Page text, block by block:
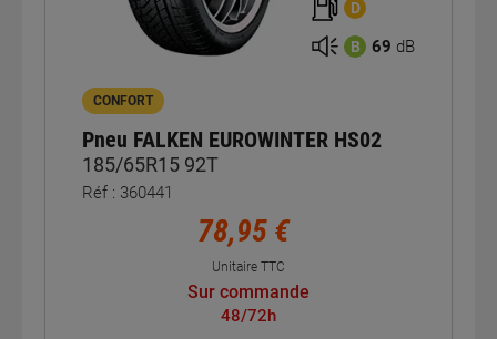
D
B 69 dB
CONFORT
Pneu FALKEN EUROWINTER HS02
185/65R15 92T
Réf : 360441
78,95 €
Unitaire TTC
Sur commande
48/72h